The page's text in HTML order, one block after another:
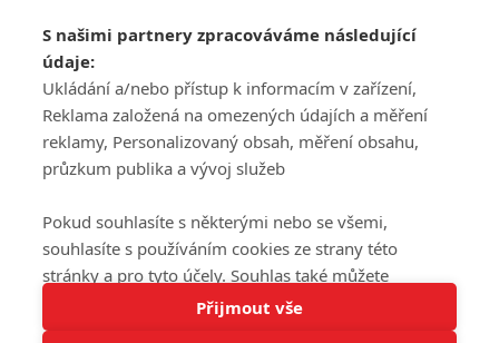
Tato stránka používá soubory cookies.
Šéfredaktorkou webu jePetr Slavík, e-mailserialy@fandimefilmu.cz
Máte-li zájem o inzerci na našem webu napište nám na e-mail
studio@koncal.com
Ochrana osobních údajů|Zásady používání cookies |Pravidla webu
Upravit nastavení soukromí
© 2016 – 2026 FandimeSerialum.cz / All rights reserved /
S našimi partnery zpracováváme následující
údaje:
Ukládání a/nebo přístup k informacím v zařízení,
Reklama založená na omezených údajích a měření
reklamy, Personalizovaný obsah, měření obsahu,
průzkum publika a vývoj služeb
Pokud souhlasíte s některými nebo se všemi,
souhlasíte s používáním cookies ze strany této
stránky a pro tyto účely. Souhlas také můžete
odmítnout, ale v takovém případě vám na stránce
nebudou k dispozici některé personalizované funkce.
Přijmout vše